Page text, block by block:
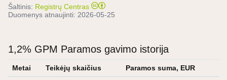
Šaltinis: Registrų Centras
Duomenys atnaujinti: 2026-05-25
1,2% GPM Paramos gavimo istorija
Metai Teikėjų skaičius Paramos suma, EUR